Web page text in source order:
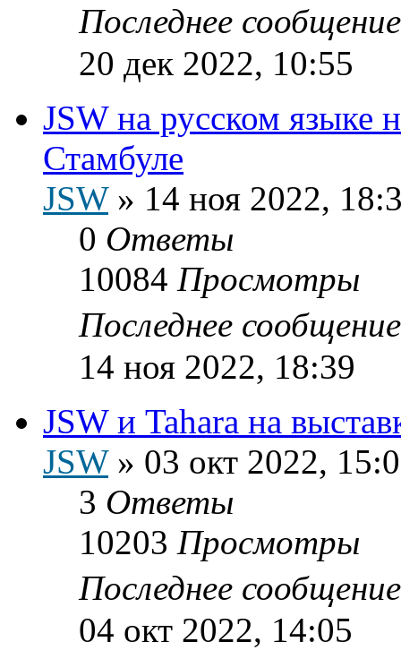
Последнее
20 дек 2022, 10:55
JSW на русском языке
Стамбуле
JSW» 14 ноя 2022,
0 Ответы
10084 Просмотры
Последнее
14 ноя 2022, 18:39
JSW и Tahara на
JSW» 03 окт 2022,
3 Ответы
10203 Просмотры
Последнее
04 окт 2022, 14:05